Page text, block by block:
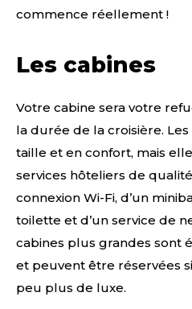
commence réellement !
Les cabines
Votre cabine sera votre
la durée de la croisière.
taille et en confort, mais
services hôteliers de
connexion Wi-Fi, d’un
toilette et d’un service de
cabines plus grandes sont
et peuvent être réservées
peu plus de luxe.